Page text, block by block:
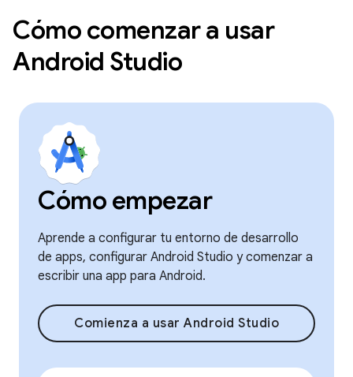
Cómo comenzar a usar
Android Studio
Cómo empezar
Aprende a configurar tu entorno de desarrollo
de apps, configurar Android Studio y comenzar a
escribir una app para Android.
Comienza a usar Android Studio